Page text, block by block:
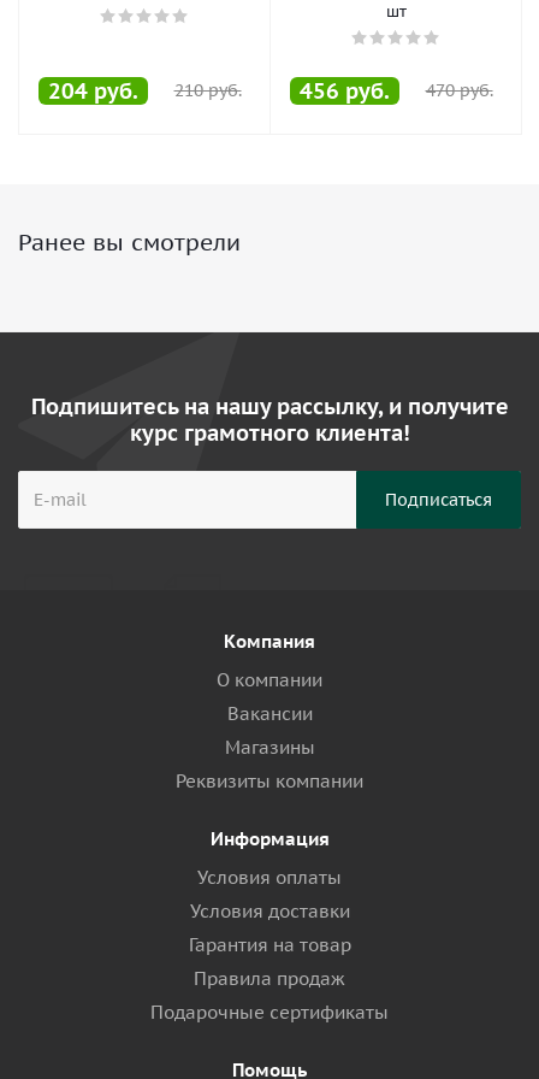
204руб. 210руб.
шт
456 руб. 470руб.
Ранее вы смотрели
Подпишитесь на нашу рассылку, и получите
курс грамотного клиента!
Компания
О компании
Вакансии
Магазины
Реквизиты компании
Информация
Условия оплаты
Условия доставки
Гарантия на товар
Правила продаж
Подарочные сертификаты
Помощь